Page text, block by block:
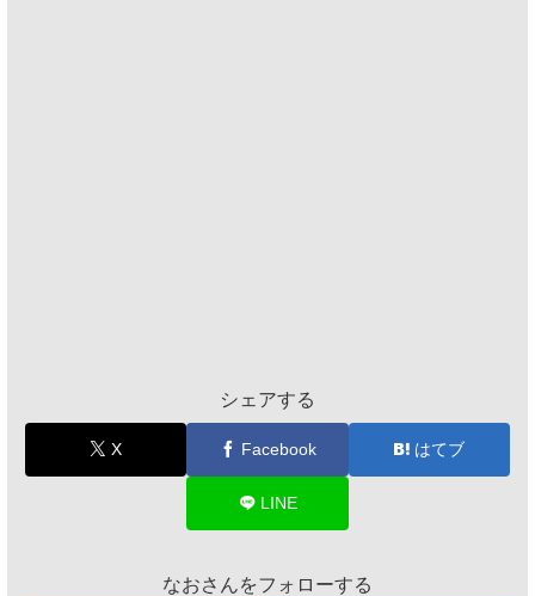
シェアする
X Facebook はてブ
LINE
なおさんをフォローする